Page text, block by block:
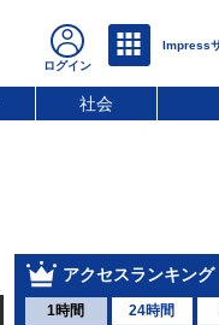
社会
アクセスランキング
1時間 24時間